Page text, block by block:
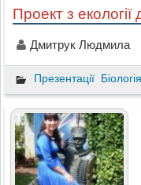
Проект з екології
Дмитрук Людмила
Презентації Біологія